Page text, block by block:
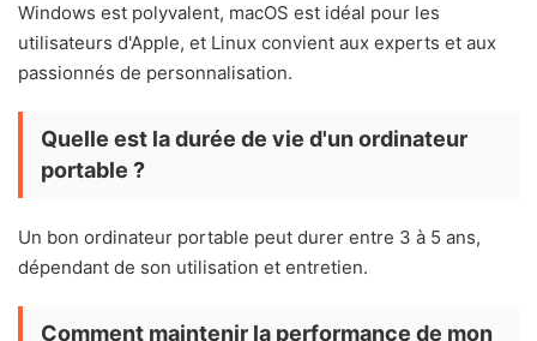
Windows est polyvalent, macOS est idéal pour les
utilisateurs d'Apple, et Linux convient aux experts et aux
passionnés de personnalisation.
Quelle est la durée de vie d'un ordinateur
portable ?
Un bon ordinateur portable peut durer entre 3 à 5 ans,
dépendant de son utilisation et entretien.
Comment maintenir la performance de mon